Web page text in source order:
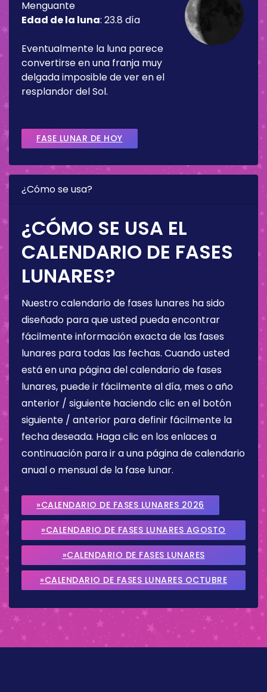
Menguante
Edad de la luna: 23.8 día
Eventualmente la luna parece
convertirse en una franja muy
delgada imposible de ver en el
resplandor del Sol.
FASE LUNAR DE HOY
¿Cómo se usa?
¿CÓMO SE USA EL
CALENDARIO DE FASES
LUNARES?
Nuestro calendario de fases lunares ha sido
diseñado para que usted pueda encontrar
fácilmente información exacta de las fases
lunares para todas las fechas. Cuando usted
está en una página del calendario de fases
lunares, puede ir fácilmente al día, mes o año
anterior / siguiente haciendo clic en el botón
siguiente / anterior para definir fácilmente la
fecha deseada. Haga clic en los enlaces a
continuación para ir a una página de calendario
anual o mensual de la fase lunar.
»CALENDARIO DE FASES LUNARES 2026
»CALENDARIO DE FASES LUNARES AGOSTO
2026
»CALENDARIO DE FASES LUNARES
SEPTIEMBRE 2026
»CALENDARIO DE FASES LUNARES OCTUBRE